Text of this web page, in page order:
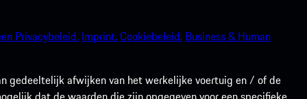
Privacybeleid. Imprint.Cookiebeleid. Business & Human
gedeeltelijk afwijken van het werkelijke voertuig en / of de